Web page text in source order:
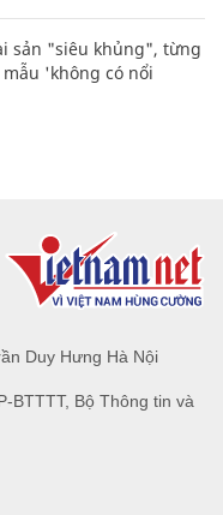
sản "siêu khủng", từng
'không có nổi
Duy Hưng Hà Nội
BTTTT, Bộ Thông tin và